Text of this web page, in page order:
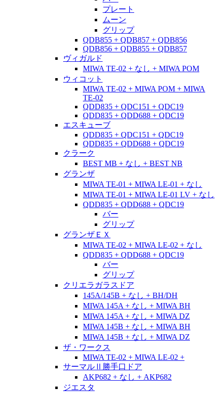
プレート
ムーン
グリップ
QDB855 + QDB857 + QDB856
QDB856 + QDB855 + QDB857
ヴィガルド
MIWA TE-02 + なし + MIWA POM
ウィコット
MIWA TE-02 + MIWA POM + MIWA
TE-02
QDD835 + QDC151 + QDC19
QDD835 + QDD688 + QDC19
エスキューブ
QDD835 + QDC151 + QDC19
QDD835 + QDD688 + QDC19
クラーク
BEST MB + なし + BEST NB
グランザ
MIWA TE-01 + MIWA LE-01 + なし
MIWA TE-01 + MIWA LE-01 LV + なし
QDD835 + QDD688 + QDC19
バー
グリップ
グランザＥＸ
MIWA TE-02 + MIWA LE-02 + なし
QDD835 + QDD688 + QDC19
バー
グリップ
クリエラガラスドア
145A/145B + なし + BH/DH
MIWA 145A + なし + MIWA BH
MIWA 145A + なし + MIWA DZ
MIWA 145B + なし + MIWA BH
MIWA 145B + なし + MIWA DZ
ザ・ワークス
MIWA TE-02 + MIWA LE-02 +
サーマルⅡ勝手口ドア
AKP682 + なし + AKP682
ジエスタ